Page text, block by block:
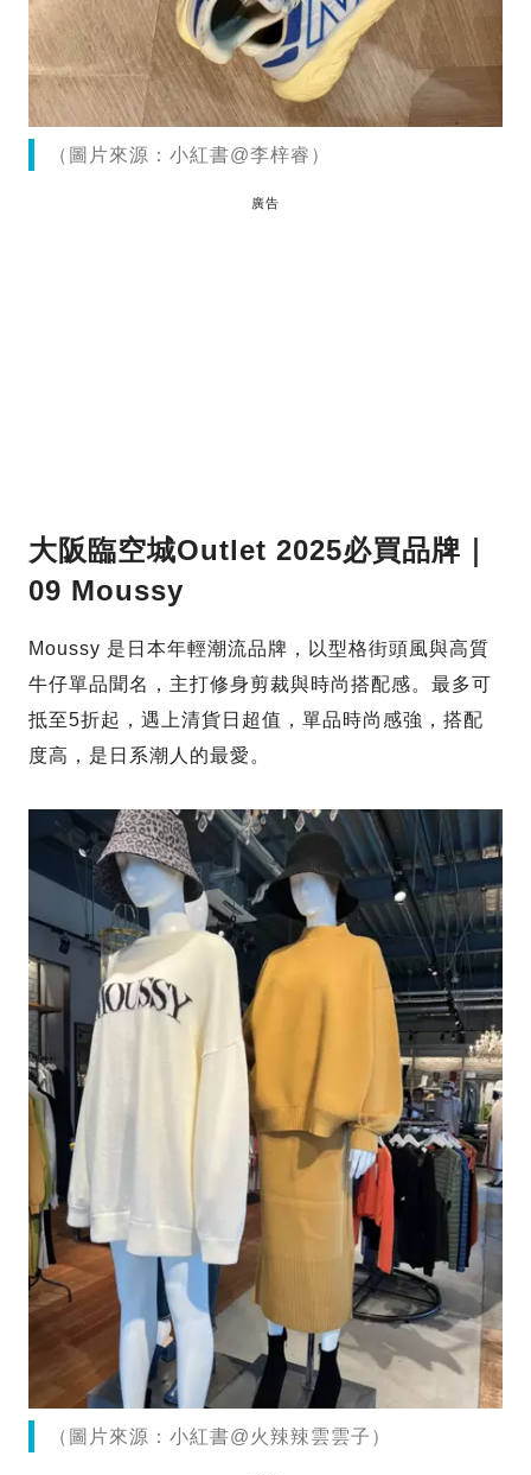
（圖片來源：小紅書@李梓睿）
廣告
大阪臨空城Outlet 2025必買品牌｜
09 Moussy
Moussy 是日本年輕潮流品牌，以型格街頭風與高質
牛仔單品聞名，主打修身剪裁與時尚搭配感。最多可
抵至5折起，遇上清貨日超值，單品時尚感強，搭配
度高，是日系潮人的最愛。
（圖片來源：小紅書@火辣辣雲雲子）